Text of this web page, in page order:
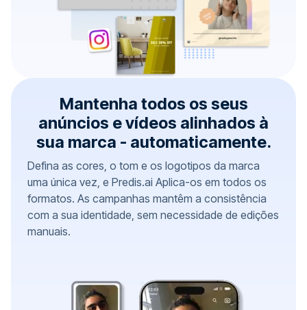
Mantenha todos os seus
anúncios e vídeos alinhados à
sua marca - automaticamente.
Defina as cores, o tom e os logotipos da marca
uma única vez, e Predis.ai Aplica-os em todos os
formatos. As campanhas mantêm a consistência
com a sua identidade, sem necessidade de edições
manuais.